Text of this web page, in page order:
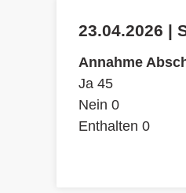
23.04.2026 |
Annahme
Ja 45
Nein 0
Enthalten 0